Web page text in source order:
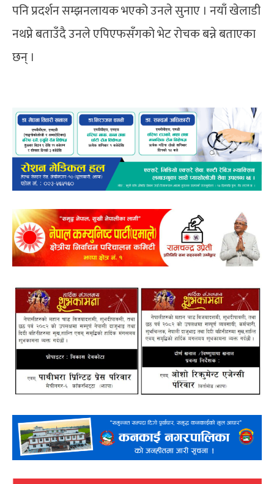
पनि प्रदर्शन सम्झनलायक भएको उनले सुनाए । नयाँ खेलाडी
नथप्ने बताउँदै उनले एपिएफसँगको भेट रोचक बन्ने बताएका
छन् ।